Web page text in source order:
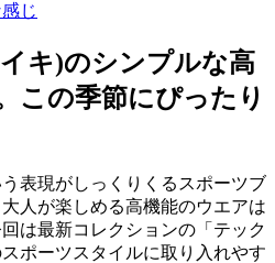
じ
キ)のシンプルな高
この季節にぴったり
表現がしっくりくるスポーツブ
人が楽しめる高機能のウエアは
は最新コレクションの「テック
ポーツスタイルに取り入れやす